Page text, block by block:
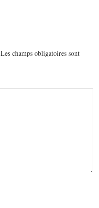
Les champs obligatoires sont